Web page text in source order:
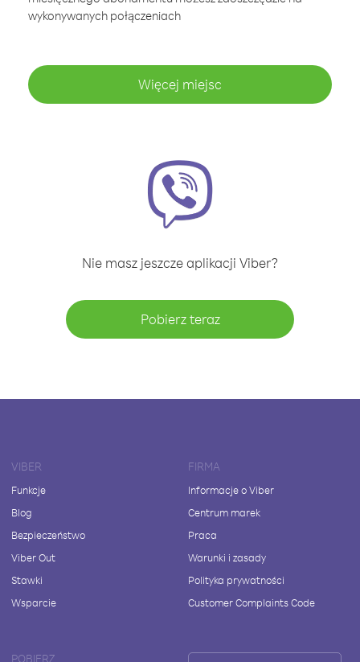
wykonywanych połączeniach
Więcej miejsc
Nie masz jeszcze aplikacji Viber?
Pobierz teraz
VIBER
Funkcje
Blog
Bezpieczeństwo
Viber Out
Stawki
Wsparcie
FIRMA
Informacje o Viber
Centrum marek
Praca
Warunki i zasady
Polityka prywatności
Customer Complaints Code
POBIERZ